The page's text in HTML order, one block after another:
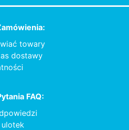
towary
dostawy
FAQ:
ulotek